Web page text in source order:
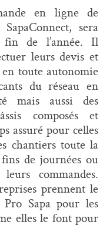
en ligne de
sera
fin de l’année. Il
leurs devis et
en toute autonomie
du réseau en
mais aussi des
composés et
assuré pour celles
chantiers toute la
de journées ou
commandes.
prennent le
Sapa pour les
elles le font pour